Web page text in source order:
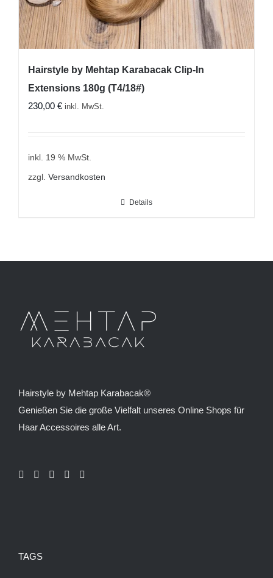
Hairstyle by Mehtap Karabacak Clip-In
Extensions 180g (T4/18#)
230,00 € inkl. MwSt.
inkl. 19 % MwSt.
zzgl. Versandkosten
Details
Hairstyle by Mehtap Karabacak®
Genießen Sie die große Vielfalt unseres Online Shops für
Haar Accessoires alle Art.
TAGS